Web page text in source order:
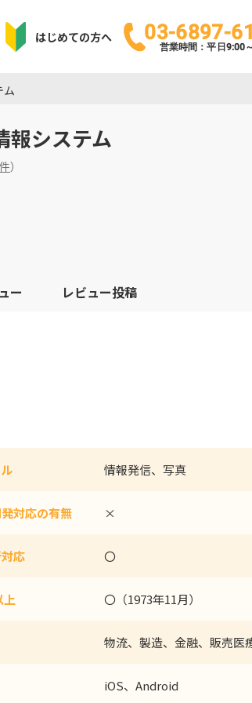
はじめての方へ 03-6897-
営業時間：平日9:00
ム
報システム
件）
ー レビュー投稿
情報発信、写真
対応の有無 ×
応 〇
上 〇（1973年11月）
物流、製造、金融、販売医
iOS、Android